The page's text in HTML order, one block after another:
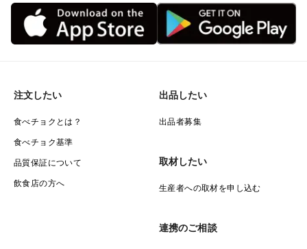
注文したい
食べチョクとは？
食べチョク基準
品質保証について
飲食店の方へ
出品したい
出品者募集
取材したい
生産者への取材を申し込む
連携のご相談